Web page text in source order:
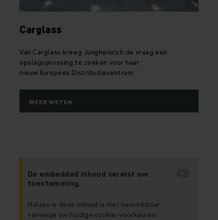
Carglass
Van Carglass kreeg Jungheinrich de vraag een
opslagoplossing te zoeken voor haar
nieuw Europees Distributiecentrum.
MEER WETEN
De embedded inhoud vereist uw
toestemming.
Helaas is deze inhoud is niet beschikbaar
vanwege uw huidige cookie-voorkeuren.